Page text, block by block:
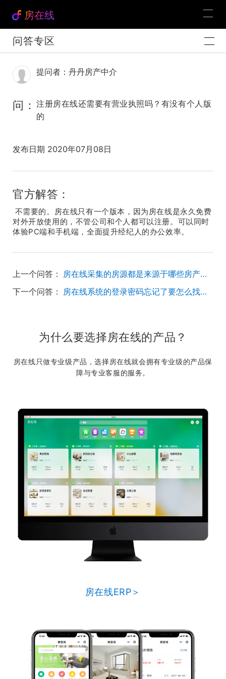
房在线
问答专区
提问者：丹丹房产中介
问： 注册房在线还需要有营业执照吗？有没有个人版
的
发布日期 2020年07月08日
官方解答：
不需要的。房在线只有一个版本，因为房在线是永久免费
对外开放使用的，不管公司和个人都可以注册。可以同时
体验PC端和手机端，全面提升经纪人的办公效率。
上一个问答：
房在线采集的房源都是来源于哪些房产平台？
下一个问答：
房在线系统的登录密码忘记了要怎么找回？
为什么要选择房在线的产品？
房在线只做专业级产品，选择房在线就会拥有专业级的产品保
障与专业客服的服务。
房在线ERP＞